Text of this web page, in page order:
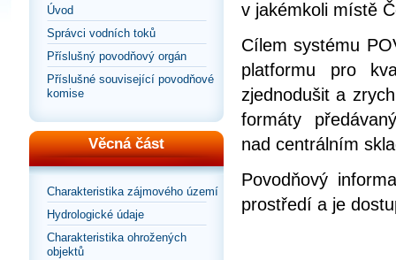
Úvod
Správci vodních toků
Příslušný povodňový orgán
Příslušné související povodňové
komise
Věcná část
Charakteristika zájmového území
Hydrologické údaje
Charakteristika ohrožených
objektů
v jakémkoli místě
Cílem systému
platformu pro
zjednodušit a
formáty
nad centrálním
Povodňový
prostředí a je